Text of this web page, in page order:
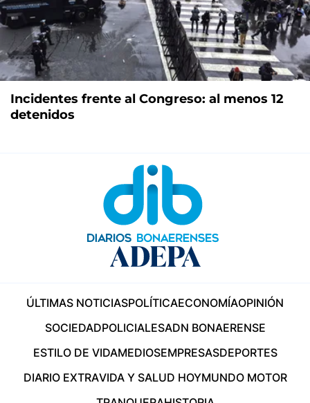
Incidentes frente al Congreso: al menos 12
detenidos
ÚLTIMAS NOTICIASPOLÍTICAECONOMÍAOPINIÓN
SOCIEDADPOLICIALESADN BONAERENSE
ESTILO DE VIDAMEDIOSEMPRESASDEPORTES
DIARIO EXTRAVIDA Y SALUD HOYMUNDO MOTOR